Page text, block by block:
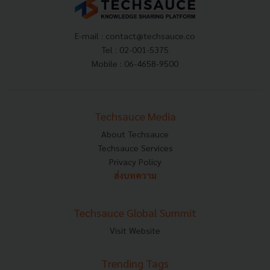
E-mail : contact@techsauce.co
Tel : 02-001-5375
Mobile : 06-4658-9500
Techsauce Media
About Techsauce
Techsauce Services
Privacy Policy
ส่งบทความ
Techsauce Global Summit
Visit Website
Trending Tags